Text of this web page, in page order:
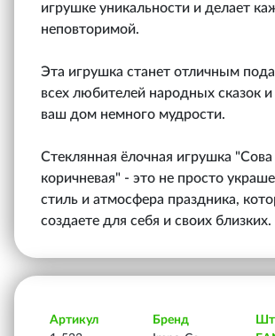
игрушке уникальности и делает
неповторимой.
Эта игрушка станет отличным
всех любителей народных сказок
ваш дом немного мудрости.
Стеклянная ёлочная игрушка "Сова
коричневая" - это не просто
стиль и атмосфера праздника,
создаете для себя и своих близких.
Артикул
Бренд